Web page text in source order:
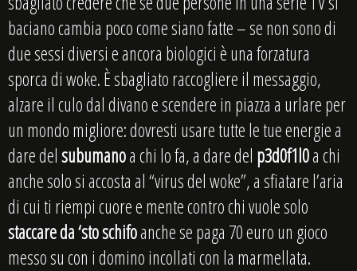
baciano cambia poco come siano fatte – se non sono di
due sessi diversi e ancora biologici è una forzatura
sporca di woke. È sbagliato raccogliere il messaggio,
alzare il culo dal divano e scendere in piazza a urlare per
un mondo migliore: dovresti usare tutte le tue energie a
dare delsubumanoa chi lo fa, a dare del p3d0f1l0a chi
anche solo si accosta al “virus del woke”, a sfiatare l’aria
di cui ti riempi cuore e mente contro chi vuole solo
staccare da ‘sto schifoanche se paga 70 euro un gioco
messo su con i domino incollati con la marmellata.